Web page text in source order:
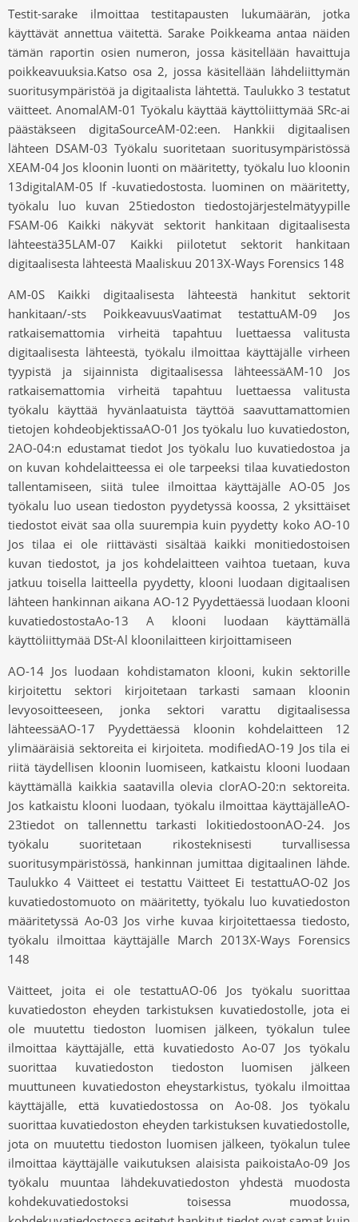
Testit-sarake ilmoittaa testitapausten lukumäärän, jotka
käyttävät annettua väitettä. Sarake Poikkeama antaa näiden
tämän raportin osien numeron, jossa käsitellään havaittuja
poikkeavuuksia.Katso osa 2, jossa käsitellään lähdeliittymän
suoritusympäristöä ja digitaalista lähtettä. Taulukko 3 testatut
väitteet. AnomalAM-01 Työkalu käyttää käyttöliittymää SRc-ai
päästäkseen digitaSourceAM-02:een. Hankkii digitaalisen
lähteen DSAM-03 Työkalu suoritetaan suoritusympäristössä
XEAM-04 Jos kloonin luonti on määritetty, työkalu luo kloonin
13digitalAM-05 If -kuvatiedostosta. luominen on määritetty,
työkalu luo kuvan 25tiedoston tiedostojärjestelmätyypille
FSAM-06 Kaikki näkyvät sektorit hankitaan digitaalisesta
lähteestä35LAM-07 Kaikki piilotetut sektorit hankitaan
digitaalisesta lähteestä Maaliskuu 2013X-Ways Forensics 148
AM-0S Kaikki digitaalisesta lähteestä hankitut sektorit
hankitaan/-sts PoikkeavuusVaatimat testattuAM-09 Jos
ratkaisemattomia virheitä tapahtuu luettaessa valitusta
digitaalisesta lähteestä, työkalu ilmoittaa käyttäjälle virheen
tyypistä ja sijainnista digitaalisessa lähteessäAM-10 Jos
ratkaisemattomia virheitä tapahtuu luettaessa valitusta
työkalu käyttää hyvänlaatuista täyttöä saavuttamattomien
tietojen kohdeobjektissaAO-01 Jos työkalu luo kuvatiedoston,
2AO-04:n edustamat tiedot Jos työkalu luo kuvatiedostoa ja
on kuvan kohdelaitteessa ei ole tarpeeksi tilaa kuvatiedoston
tallentamiseen, siitä tulee ilmoittaa käyttäjälle AO-05 Jos
työkalu luo usean tiedoston pyydetyssä koossa, 2 yksittäiset
tiedostot eivät saa olla suurempia kuin pyydetty koko AO-10
Jos tilaa ei ole riittävästi sisältää kaikki monitiedostoisen
kuvan tiedostot, ja jos kohdelaitteen vaihtoa tuetaan, kuva
jatkuu toisella laitteella pyydetty, klooni luodaan digitaalisen
lähteen hankinnan aikana AO-12 Pyydettäessä luodaan klooni
kuvatiedostostaAo-13 A klooni luodaan käyttämällä
käyttöliittymää DSt-Al kloonilaitteen kirjoittamiseen
AO-14 Jos luodaan kohdistamaton klooni, kukin sektorille
kirjoitettu sektori kirjoitetaan tarkasti samaan kloonin
levyosoitteeseen, jonka sektori varattu digitaalisessa
lähteessäAO-17 Pyydettäessä kloonin kohdelaitteen 12
ylimääräisiä sektoreita ei kirjoiteta. modifiedAO-19 Jos tila ei
riitä täydellisen kloonin luomiseen, katkaistu klooni luodaan
käyttämällä kaikkia saatavilla olevia clorAO-20:n sektoreita.
Jos katkaistu klooni luodaan, työkalu ilmoittaa käyttäjälleAO-
23tiedot on tallennettu tarkasti lokitiedostoonAO-24. Jos
työkalu suoritetaan rikosteknisesti turvallisessa
suoritusympäristössä, hankinnan jumittaa digitaalinen lähde.
Taulukko 4 Väitteet ei testattu Väitteet Ei testattuAO-02 Jos
kuvatiedostomuoto on määritetty, työkalu luo kuvatiedoston
määritetyssä Ao-03 Jos virhe kuvaa kirjoitettaessa tiedosto,
työkalu ilmoittaa käyttäjälle March 2013X-Ways Forensics
148
Väitteet, joita ei ole testattuAO-06 Jos työkalu suorittaa
kuvatiedoston eheyden tarkistuksen kuvatiedostolle, jota ei
ole muutettu tiedoston luomisen jälkeen, työkalun tulee
ilmoittaa käyttäjälle, että kuvatiedosto Ao-07 Jos työkalu
suorittaa kuvatiedoston tiedoston luomisen jälkeen
muuttuneen kuvatiedoston eheystarkistus, työkalu ilmoittaa
käyttäjälle, että kuvatiedostossa on Ao-08. Jos työkalu
suorittaa kuvatiedoston eheyden tarkistuksen kuvatiedostolle,
jota on muutettu tiedoston luomisen jälkeen, työkalun tulee
ilmoittaa käyttäjälle vaikutuksen alaisista paikoistaAo-09 Jos
työkalu muuntaa lähdekuvatiedoston yhdestä muodosta
kohdekuvatiedostoksi toisessa muodossa,